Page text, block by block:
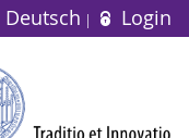
Deutsch Login